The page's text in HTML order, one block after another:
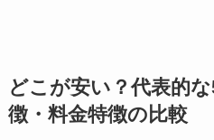
どこが安い？代表的
徴・料金特徴の比較